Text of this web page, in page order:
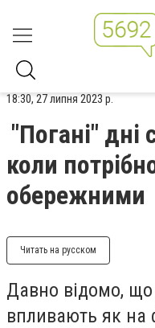
18:30, 27 липня 2023 р.
"Погані" дні
коли
обережними
Читать на русском
Давно відомо,
впливають як на